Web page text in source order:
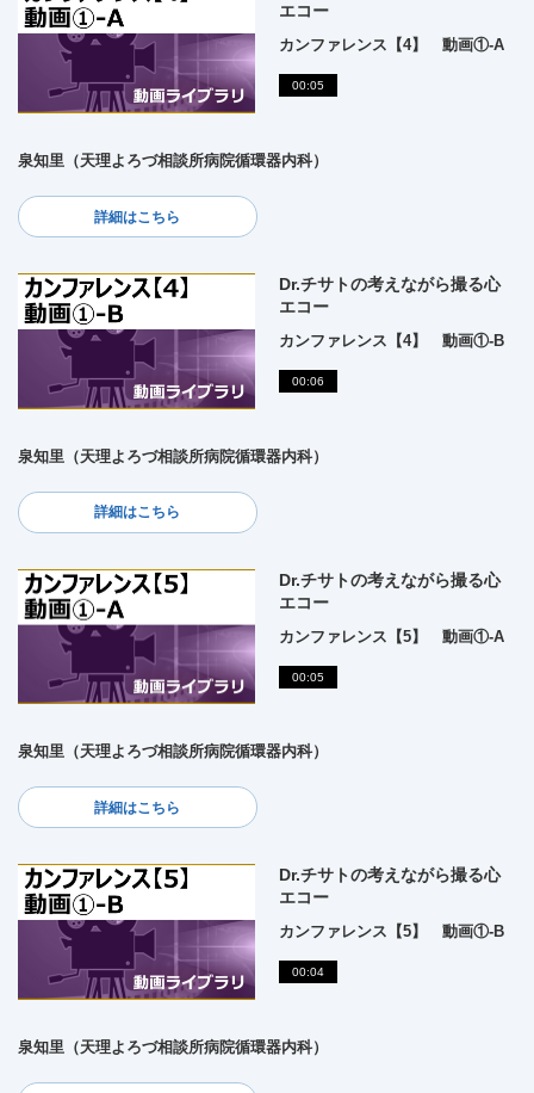
エコー
カンファレンス【4】 動画①-A
00:05
泉知里（天理よろづ相談所病院循環器内科）
詳細はこちら
Dr.チサトの考えながら撮る心
エコー
カンファレンス【4】 動画①-B
00:06
泉知里（天理よろづ相談所病院循環器内科）
詳細はこちら
Dr.チサトの考えながら撮る心
エコー
カンファレンス【5】 動画①-A
00:05
泉知里（天理よろづ相談所病院循環器内科）
詳細はこちら
Dr.チサトの考えながら撮る心
エコー
カンファレンス【5】 動画①-B
00:04
泉知里（天理よろづ相談所病院循環器内科）